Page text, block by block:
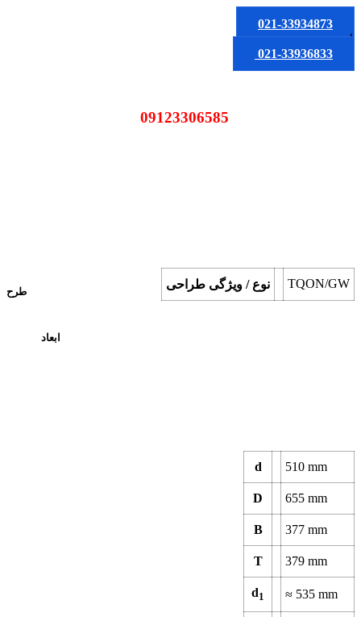
021-33934873
یا
021-33936833
طرح
نوع / ویژگی طراحی TQON/GW
ابعاد
d 510 mm
D 655 mm
B 377 mm
T 379 mm
d1 ≈ 535 mm